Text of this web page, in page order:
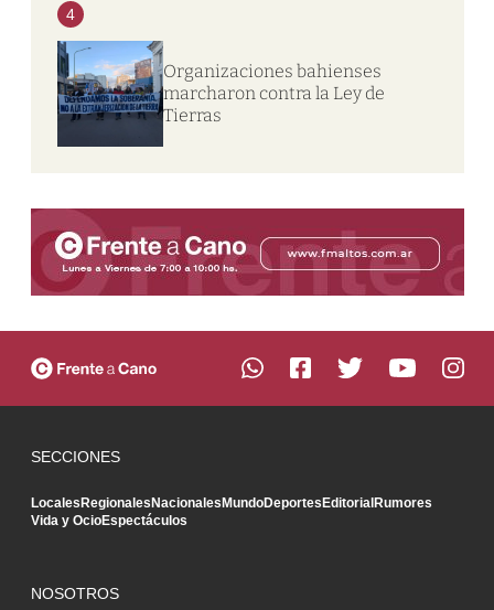
4
Organizaciones bahienses
marcharon contra la Ley de
Tierras
SECCIONES
LocalesRegionalesNacionalesMundoDeportesEditorialRumores
Vida y OcioEspectáculos
NOSOTROS